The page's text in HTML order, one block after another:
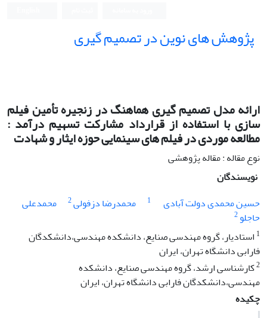
پژوهش های نوین در تصمیم گیری
ارائه مدل تصمیم گیری هماهنگ در زنجیره تأمین فیلم
سازی با استفاده از قرارداد مشارکت تسهیم درآمد :
مطالعه موردی در فیلم های سینمایی حوزه ایثار و شهادت
نوع مقاله : مقاله پژوهشی
نویسندگان
حسین محمدی دولت آبادی
1 محمدرضا دزفولی2
محمدعلی
حاجلو2
1 استادیار، گروه مهندسی صنایع، دانشکده مهندسی،دانشکدگان
فارابی دانشگاه تهران، ایران
2کارشناسی ارشد، گروه مهندسی صنایع، دانشکده
مهندسی،دانشکدگان فارابی دانشگاه تهران، ایران
چکیده